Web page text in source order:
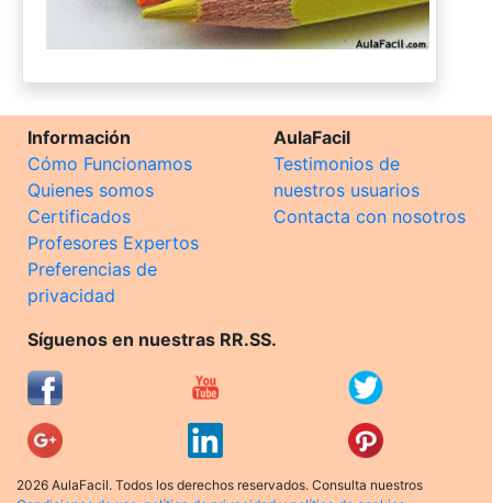
Información
Cómo Funcionamos
Quienes somos
Certificados
Profesores Expertos
Preferencias de
privacidad
AulaFacil
Testimonios de
nuestros usuarios
Contacta con nosotros
Síguenos en nuestras RR.SS.
2026 AulaFacil. Todos los derechos reservados. Consulta nuestros